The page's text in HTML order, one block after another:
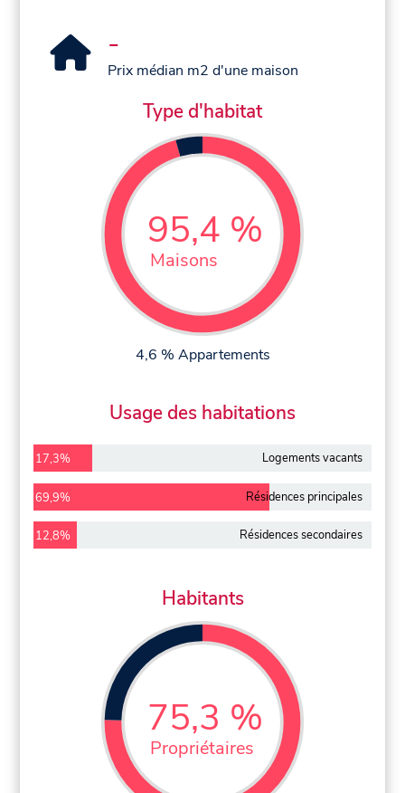
-
Prix médian m2 d'une maison
Type d'habitat
95,4 %
Maisons
4,6 % Appartements
Usage des habitations
17,3% Logements vacants
69,9% Résidences principales
12,8% Résidences secondaires
Habitants
75,3 %
Propriétaires